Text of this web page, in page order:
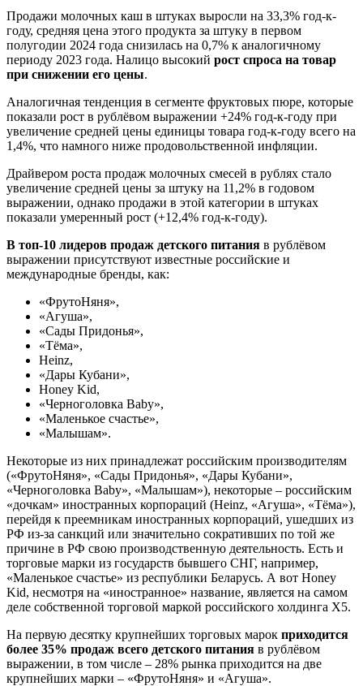
Продажи молочных каш в штуках выросли на 33,3% год-к-
году, средняя цена этого продукта за штуку в первом
полугодии 2024 года снизилась на 0,7% к аналогичному
периоду 2023 года. Налицо высокий рост спроса на товар
при снижении его цены.
Аналогичная тенденция в сегменте фруктовых пюре, которые
показали рост в рублёвом выражении +24% год-к-году при
увеличение средней цены единицы товара год-к-году всего на
1,4%, что намного ниже продовольственной инфляции.
Драйвером роста продаж молочных смесей в рублях стало
увеличение средней цены за штуку на 11,2% в годовом
выражении, однако продажи в этой категории в штуках
показали умеренный рост (+12,4% год-к-году).
В топ-10 лидеров продаж детского питания в рублёвом
выражении присутствуют известные российские и
международные бренды, как:
«ФрутоНяня»,
«Агуша»,
«Сады Придонья»,
«Тёма»,
Heinz,
«Дары Кубани»,
Honey Kid,
«Черноголовка Baby»,
«Маленькое счастье»,
«Малышам».
Некоторые из них принадлежат российским производителям
(«ФрутоНяня», «Сады Придонья», «Дары Кубани»,
«Черноголовка Baby», «Малышам»), некоторые – российским
«дочкам» иностранных корпораций (Heinz, «Агуша», «Тёма»),
перейдя к преемникам иностранных корпораций, ушедших из
РФ из-за санкций или значительно сокративших по той же
причине в РФ свою производственную деятельность. Есть и
торговые марки из государств бывшего СНГ, например,
«Маленькое счастье» из республики Беларусь. А вот Honey
Kid, несмотря на «иностранное» название, является на самом
деле собственной торговой маркой российского холдинга Х5.
На первую десятку крупнейших торговых марок приходится
более 35% продаж всего детского питания в рублёвом
выражении, в том числе – 28% рынка приходится на две
крупнейших марки – «ФрутоНяня» и «Агуша».